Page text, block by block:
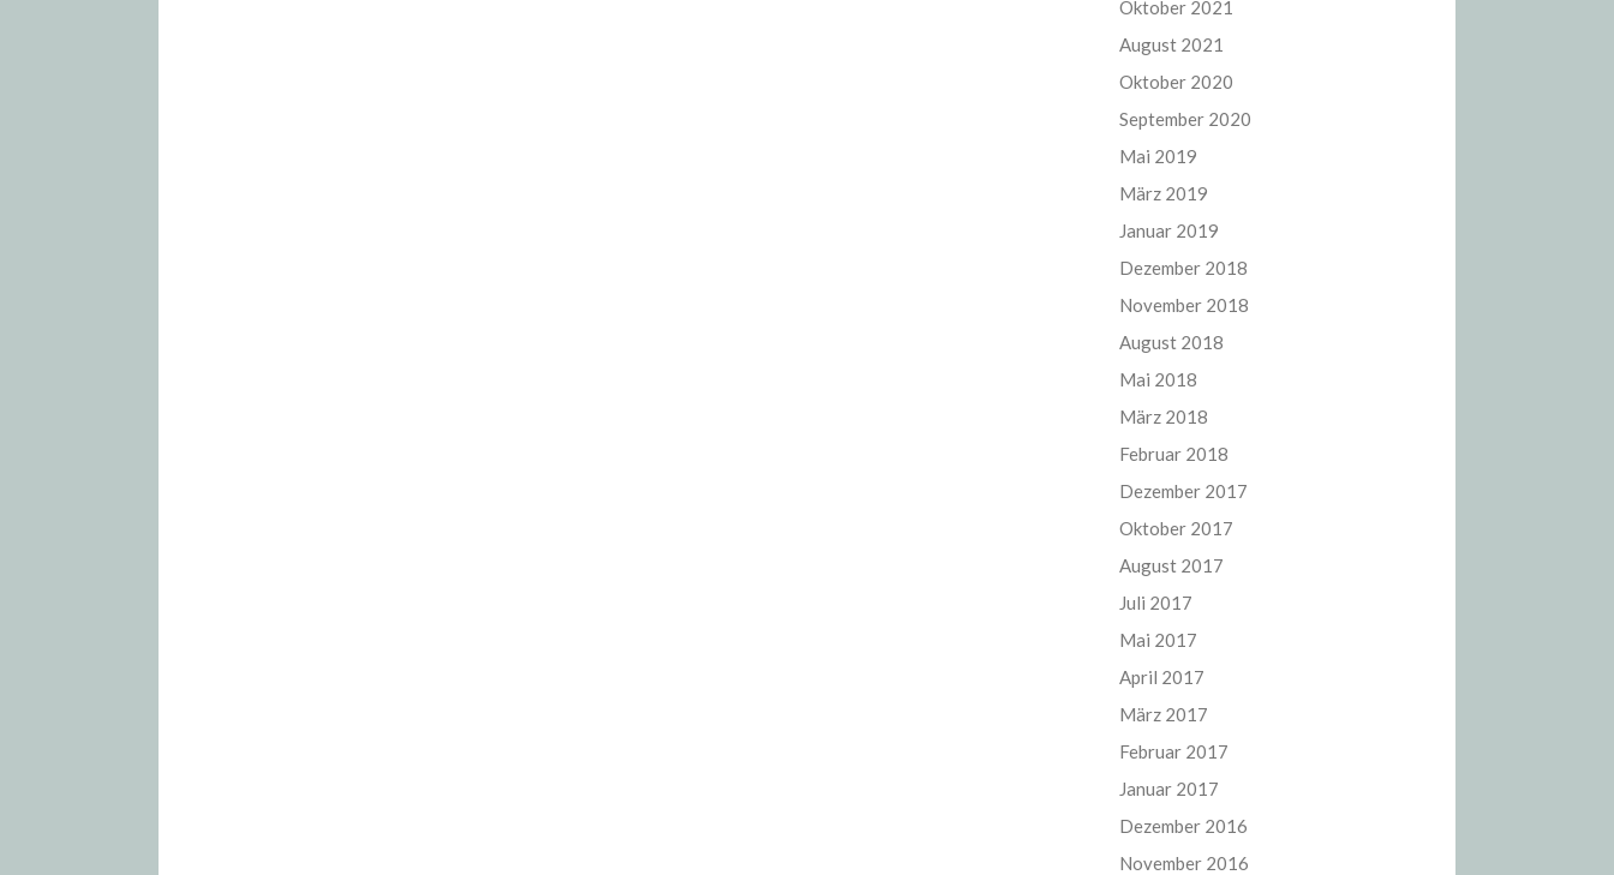
Oktober 2021
August 2021
Oktober 2020
September 2020
Mai 2019
März 2019
Januar 2019
Dezember 2018
November 2018
August 2018
Mai 2018
März 2018
Februar 2018
Dezember 2017
Oktober 2017
August 2017
Juli 2017
Mai 2017
April 2017
März 2017
Februar 2017
Januar 2017
Dezember 2016
November 2016